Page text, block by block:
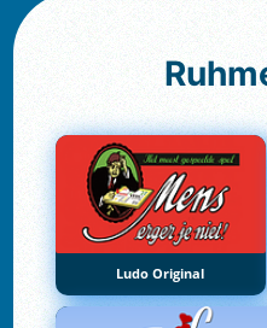
Ludo Original